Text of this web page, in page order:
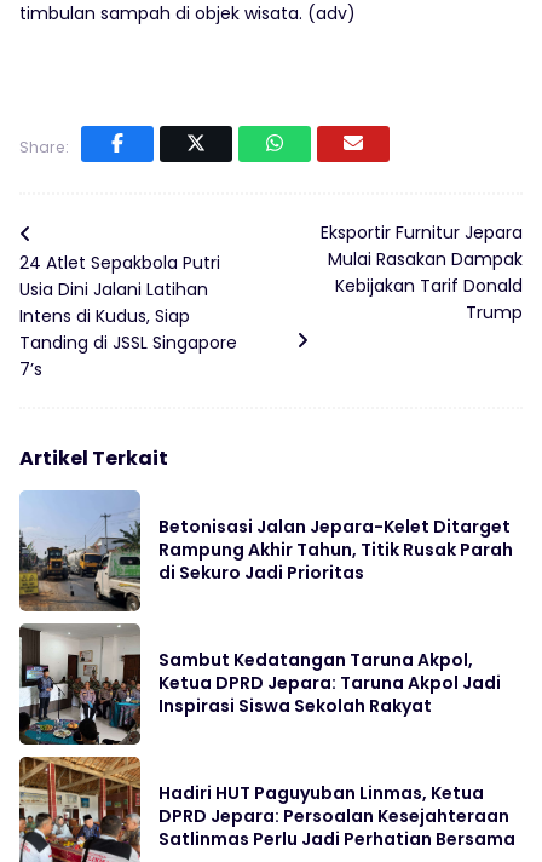
timbulan sampah di objek wisata. (adv)
Share:
24 Atlet Sepakbola Putri
Usia Dini Jalani Latihan
Intens di Kudus, Siap
Tanding di JSSL Singapore
7’s
Eksportir Furnitur Jepara
Mulai Rasakan Dampak
Kebijakan Tarif Donald
Trump
Artikel Terkait
Betonisasi Jalan Jepara-Kelet Ditarget
Rampung Akhir Tahun, Titik Rusak Parah
di Sekuro Jadi Prioritas
Sambut Kedatangan Taruna Akpol,
Ketua DPRD Jepara: Taruna Akpol Jadi
Inspirasi Siswa Sekolah Rakyat
Hadiri HUT Paguyuban Linmas, Ketua
DPRD Jepara: Persoalan Kesejahteraan
Satlinmas Perlu Jadi Perhatian Bersama